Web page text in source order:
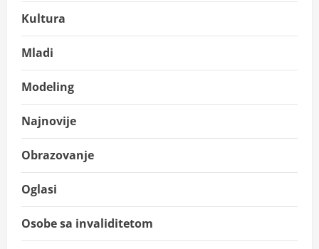
Kultura
Mladi
Modeling
Najnovije
Obrazovanje
Oglasi
Osobe sa invaliditetom